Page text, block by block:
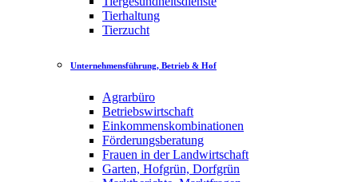
Tierhaltung
Tierzucht
Unternehmensführung, Betrieb & Hof
Agrarbüro
Betriebswirtschaft
Einkommenskombinationen
Förderungsberatung
Frauen in der Landwirtschaft
Garten, Hofgrün, Dorfgrün